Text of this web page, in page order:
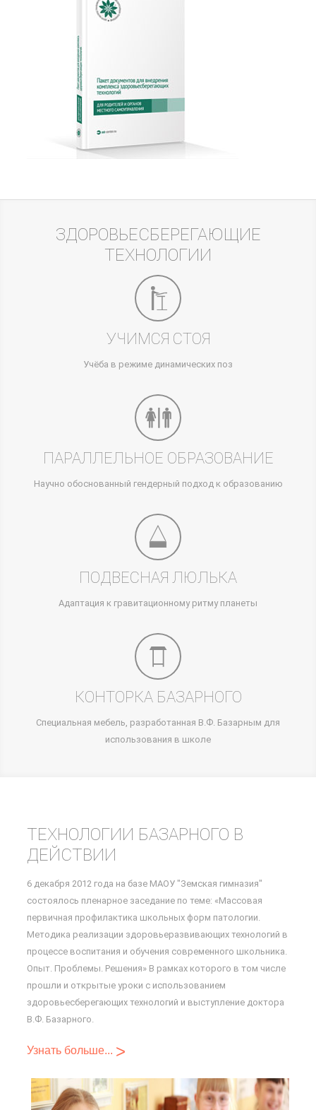
ЗДОРОВЬЕСБЕРЕГАЮЩИЕ
ТЕХНОЛОГИИ
УЧИМСЯ СТОЯ
Учёба в режиме динамических поз
ПАРАЛЛЕЛЬНОЕ ОБРАЗОВАНИЕ
Научно обоснованный гендерный подход к образованию
ПОДВЕСНАЯ ЛЮЛЬКА
Адаптация к гравитационному ритму планеты
КОНТОРКА БАЗАРНОГО
Специальная мебель, разработанная В.Ф. Базарным для
использования в школе
ТЕХНОЛОГИИ БАЗАРНОГО В
ДЕЙСТВИИ
6 декабря 2012 года на базе МАОУ "Земская гимназия"
состоялось пленарное заседание по теме: «Массовая
первичная профилактика школьных форм патологии.
Методика реализации здоровьеразвивающих технологий в
процессе воспитания и обучения современного школьника.
Опыт. Проблемы. Решения» В рамках которого в том числе
прошли и открытые уроки с использованием
здоровьесберегающих технологий и выступление доктора
В.Ф. Базарного.
Узнать больше... >